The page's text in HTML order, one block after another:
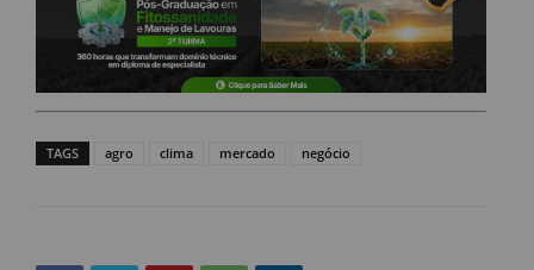
TAGS agro clima mercado negócio